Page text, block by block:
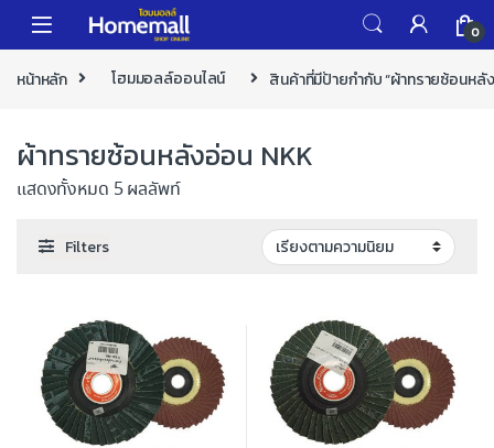
Skip to navigation
Skip to content
0
หน้าหลัก โฮมมอลล์ออนไลน์ สินค้าที่มีป้ายกำกับ “ผ้าทรายซ้อนหลั
ผ้าทรายซ้อนหลังอ่อน NKK
แสดงทั้งหมด 5 ผลลัพท์
Filters